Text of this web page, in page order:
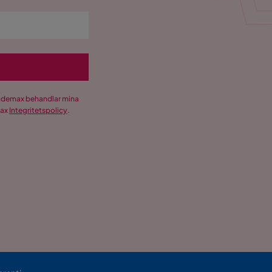
behandlar mina
Integritetspolicy.